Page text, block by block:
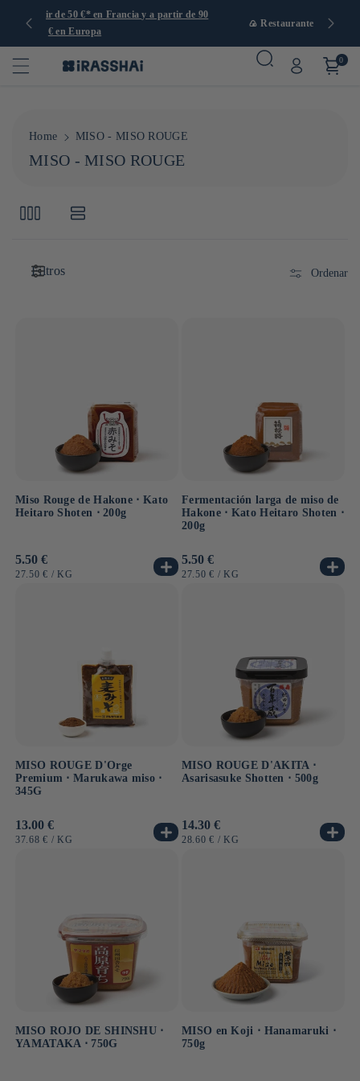
🍙 Restaurantes, tienda y cafetería en París
0
Home MISO - MISO ROUGE
C
e
i
MISO - MISO ROUGE
Filtros Ordenar
Miso Rouge de Hakone ⋅ Kato
Heitaro Shoten ⋅ 200g
Precio
habitual
5.50 €
PRECIO
27.50 € / POR
KG
Fermentación larga de miso de
Hakone ⋅ Kato Heitaro Shoten ⋅
200g
Precio
habitual
5.50 €
PRECIO
27.50 € / POR
KG
MISO ROUGE D'Orge
Premium ⋅ Marukawa miso ⋅
345G
Precio
habitual
13.00 €
PRECIO
37.68 € / POR
KG
MISO ROUGE D'AKITA ⋅
Asarisasuke Shotten ⋅ 500g
Precio
habitual
14.30 €
PRECIO
28.60 € / POR
KG
MISO ROJO DE SHINSHU ⋅
YAMATAKA ⋅ 750G
MISO en Koji ⋅ Hanamaruki ⋅
750g